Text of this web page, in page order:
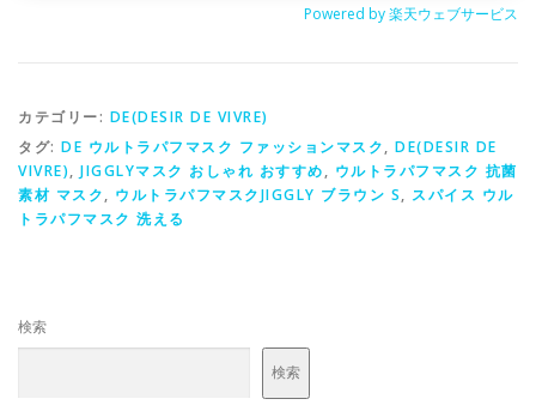
Powered by 楽天ウェブサービス
カテゴリー: DE(DESIR DE VIVRE)
タグ: DE ウルトラパフマスク ファッションマスク, DE(DESIR DE
VIVRE), JIGGLYマスク おしゃれ おすすめ, ウルトラパフマスク 抗菌
素材 マスク, ウルトラパフマスクJIGGLY ブラウン S, スパイス ウル
トラパフマスク 洗える
検索
検索